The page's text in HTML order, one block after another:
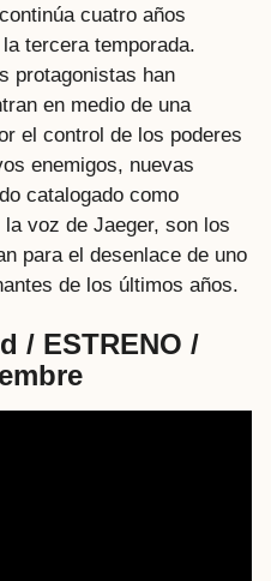
cuatro años
tercera temporada.
protagonistas han
en medio de una
el control de los poderes
enemigos, nuevas
catalogado como
la voz de Jaeger, son los
para el desenlace de uno
de los últimos años.
/ ESTRENO /